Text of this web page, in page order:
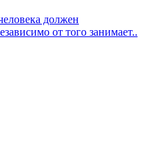
должен
от того занимает..